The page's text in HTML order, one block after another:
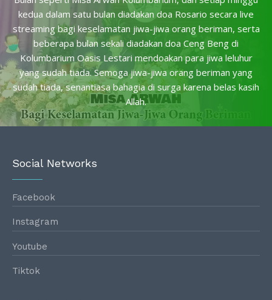
kedua dalam satu bulan diadakan doa Rosario secara live
streaming bagi keselamatan jiwa-jiwa orang beriman, serta
beberapa bulan sekali diadakan doa Ceng Beng di
Kolumbarium Oasis Lestari mendoakan para jiwa leluhur
yang sudah tiada. Semoga jiwa-jiwa orang beriman yang
sudah tiada, senantiasa bahagia di surga karena belas kasih
Allah.
Social Networks
Facebook
Instagram
Youtube
Tiktok